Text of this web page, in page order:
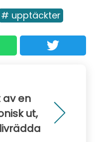
# upptäckter
en
ut,